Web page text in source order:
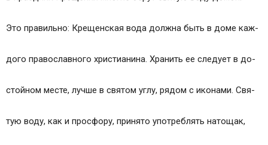
Это правильно: Крещенская вода должна быть в доме каж-
дого православного христианина. Хранить ее следует в до-
стойном месте, лучше в святом углу, рядом с иконами. Свя-
тую воду, как и просфору, принято употреблять натощак,